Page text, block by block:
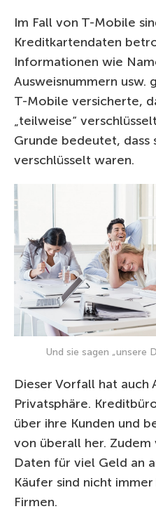
Im Fall von T-Mobile
Kreditkartendaten
Informationen wie
Ausweisnummern usw.
T-Mobile versicherte,
„teilweise“
Grunde bedeutet, dass
verschlüsselt waren.
Und sie sagen „unsere
Dieser Vorfall hat auch
Privatsphäre.
über ihre Kunden und
von überall her. Zudem
Daten für viel Geld an
Käufer sind nicht
Firmen.